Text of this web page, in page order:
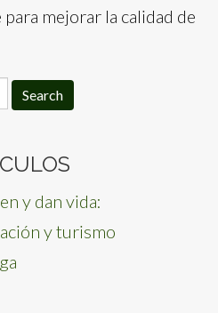
mejorar la calidad de
y dan vida:
y turismo